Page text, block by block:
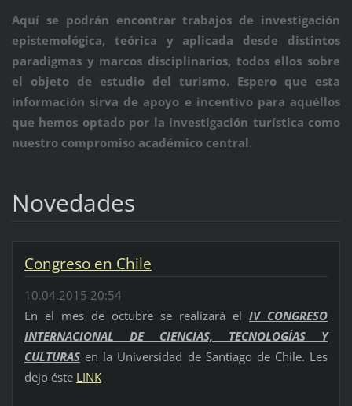
Aquí se podrán encontrar trabajos de investigación
epistemológica, teórica y aplicada desde distintos
paradigmas y marcos disciplinarios, todos ellos sobre
el objeto de estudio del turismo. Espero que esta
información sirva de apoyo e incentivo para aquéllos
que hemos optado por la investigación turística como
nuestro compromiso académico central.
Novedades
Congreso en Chile
10.04.2015 20:54
En el mes de octubre se realizará elIV CONGRESO
INTERNACIONAL DE CIENCIAS, TECNOLOGÍAS Y
CULTURASen la Universidad de Santiago de Chile. Les
dejo éste LINK